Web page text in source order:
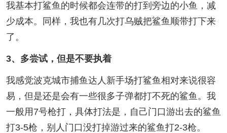
我基本打鲨鱼的时候都会连带的打到旁边的小鱼，减
少成本。同样，我也有几次打乌贼把鲨鱼顺带打下来
了。
3、多尝试，但是不要执着
我感觉波克城市捕鱼达人新手场打鲨鱼相对来说很容
易，但是还是会有一些很多子弹都打不死的鲨鱼。我
一般用7号枪打，具体打法是，自己门口游出去的鲨鱼
打3-5枪，别人门口没打掉游过来的鲨鱼打2-3枪。